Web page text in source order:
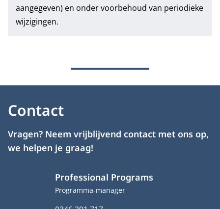
aangegeven) en onder voorbehoud van periodieke
wijzigingen.
Contact
Vragen? Neem vrijblijvend contact met ons op,
we helpen je graag!
Professional Programs
Functietitel
Programma-manager